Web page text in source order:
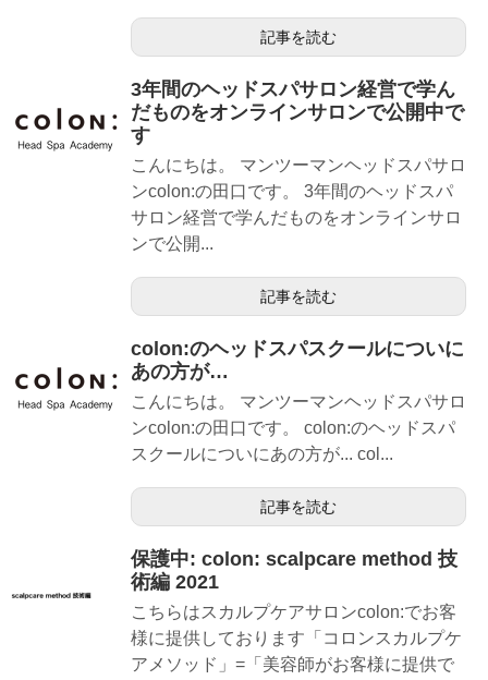
記事を読む
3年間のヘッドスパサロン経営で学ん
だものをオンラインサロンで公開中で
す
こんにちは。 マンツーマンヘッドスパサロ
ンcolon:の田口です。 3年間のヘッドスパ
サロン経営で学んだものをオンラインサロ
ンで公開...
記事を読む
colon:のヘッドスパスクールについに
あの方が…
こんにちは。 マンツーマンヘッドスパサロ
ンcolon:の田口です。 colon:のヘッドスパ
スクールについにあの方が... col...
記事を読む
保護中: colon: scalpcare method 技
術編 2021
こちらはスカルプケアサロンcolon:でお客
様に提供しております「コロンスカルプケ
アメソッド」=「美容師がお客様に提供で